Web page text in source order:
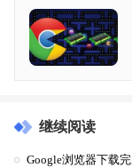
继续阅读
Google浏览器下载